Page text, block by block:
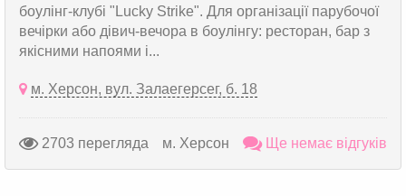
боулінг-клубі "Lucky Strike". Для організації парубочої
вечірки або дівич-вечора в боулінгу: ресторан, бар з
якісними напоями і...
м. Херсон, вул. Залаегерсег, б. 18
2703 перегляда м. Херсон Ще немає відгуків